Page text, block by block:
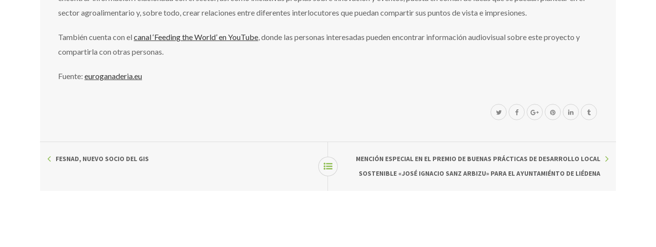
sector agroalimentario y, sobre todo, crear relaciones entre diferentes interlocutores que puedan compartir sus puntos de vista e impresiones.
También cuenta con el canal ‘Feeding the World’ en YouTube, donde las personas interesadas pueden encontrar información audiovisual sobre este proyecto y
compartirla con otras personas.
Fuente: euroganaderia.eu
FESNAD, NUEVO SOCIO DEL GIS
MENCIÓN ESPECIAL EN EL PREMIO DE BUENAS PRÁCTICAS DE DESARROLLO LOCAL
SOSTENIBLE «JOSÉ IGNACIO SANZ ARBIZU» PARA EL AYUNTAMIÉNTO DE LIÉDENA